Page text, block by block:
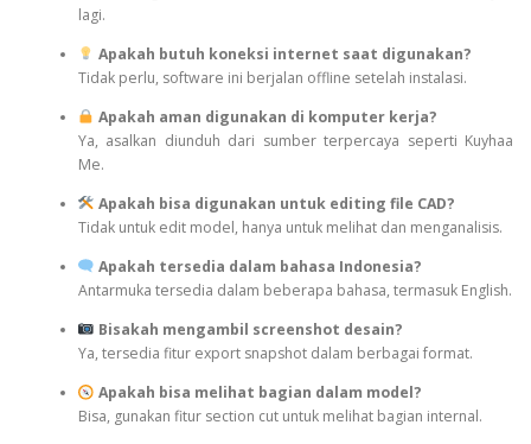
lagi.
Apakah butuh koneksi internet saat digunakan?
Tidak perlu, software ini berjalan offline setelah instalasi.
Apakah aman digunakan di komputer kerja?
Ya, asalkan diunduh dari sumber terpercaya seperti Kuyhaa
Me.
Apakah bisa digunakan untuk editing file CAD?
Tidak untuk edit model, hanya untuk melihat dan menganalisis.
Apakah tersedia dalam bahasa Indonesia?
Antarmuka tersedia dalam beberapa bahasa, termasuk English.
Bisakah mengambil screenshot desain?
Ya, tersedia fitur export snapshot dalam berbagai format.
Apakah bisa melihat bagian dalam model?
Bisa, gunakan fitur section cut untuk melihat bagian internal.